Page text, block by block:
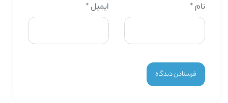
نام * ایمیل*